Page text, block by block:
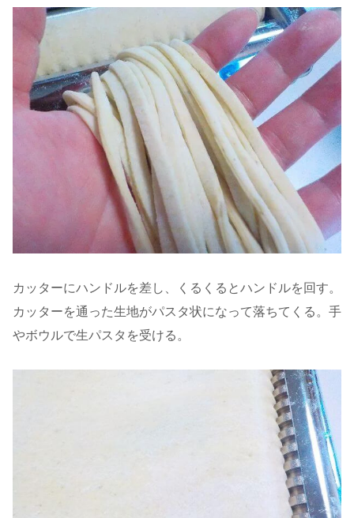
カッターにハンドルを差し、くるくるとハンドルを回す。
カッターを通った生地がパスタ状になって落ちてくる。手
やボウルで生パスタを受ける。